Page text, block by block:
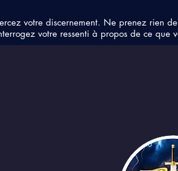
Activation
votre discernement. Ne prenez rien
votre ressenti à propos de ce que